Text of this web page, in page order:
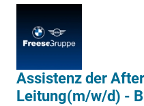
Assistenz der
Leitung(m/w/d) -